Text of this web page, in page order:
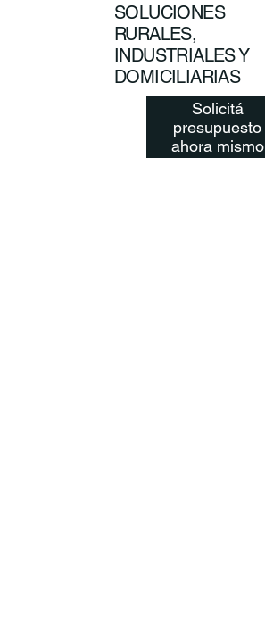
SOLUCIONES
RURALES,
INDUSTRIALES Y
DOMICILIARIAS
Solicitá
presupuesto
ahora mismo